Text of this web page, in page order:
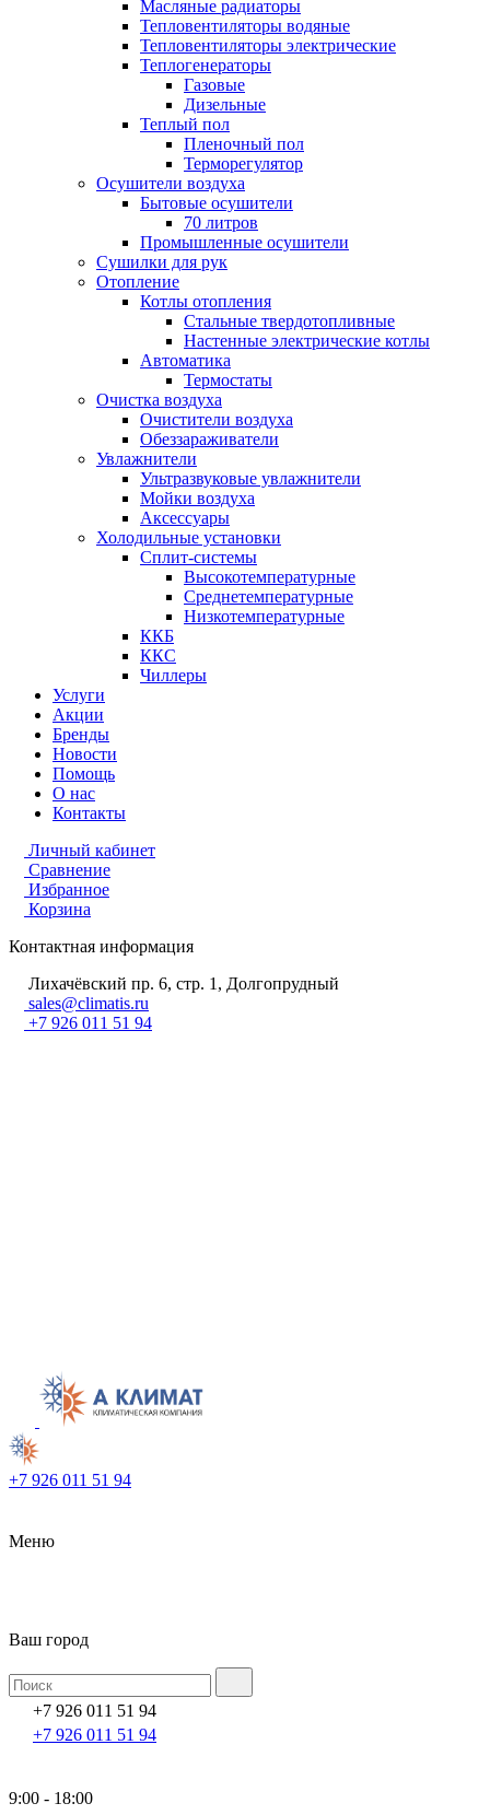
Масляные радиаторы
Тепловентиляторы водяные
Тепловентиляторы электрические
Теплогенераторы
Газовые
Дизельные
Теплый пол
Пленочный пол
Терморегулятор
Осушители воздуха
Бытовые осушители
70 литров
Промышленные осушители
Сушилки для рук
Отопление
Котлы отопления
Стальные твердотопливные
Настенные электрические котлы
Автоматика
Термостаты
Очистка воздуха
Очистители воздуха
Обеззараживатели
Увлажнители
Ультразвуковые увлажнители
Мойки воздуха
Аксессуары
Холодильные установки
Сплит-системы
Высокотемпературные
Среднетемпературные
Низкотемпературные
ККБ
ККС
Чиллеры
Услуги
Акции
Бренды
Новости
Помощь
О нас
Контакты
Личный кабинет
Сравнение
Избранное
Корзина
Контактная информация
Лихачёвский пр. 6, стр. 1, Долгопрудный
sales@climatis.ru
+7 926 011 51 94
+7 926 011 51 94
Меню
Ваш город
+7 926 011 51 94
+7 926 011 51 94
9:00 - 18:00